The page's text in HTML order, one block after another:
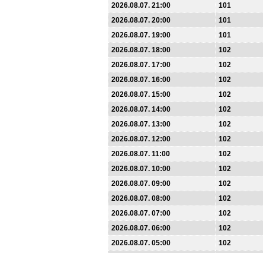
2026.08.07. 21:00
101
2026.08.07. 20:00
101
2026.08.07. 19:00
101
2026.08.07. 18:00
102
2026.08.07. 17:00
102
2026.08.07. 16:00
102
2026.08.07. 15:00
102
2026.08.07. 14:00
102
2026.08.07. 13:00
102
2026.08.07. 12:00
102
2026.08.07. 11:00
102
2026.08.07. 10:00
102
2026.08.07. 09:00
102
2026.08.07. 08:00
102
2026.08.07. 07:00
102
2026.08.07. 06:00
102
2026.08.07. 05:00
102